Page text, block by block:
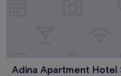
Adina Apartment Hotel
Adina Apartment Hotel